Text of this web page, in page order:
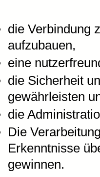
die Verbindung
aufzubauen,
eine
die Sicherheit
gewährleisten
die
Die
Erkenntnisse
gewinnen.